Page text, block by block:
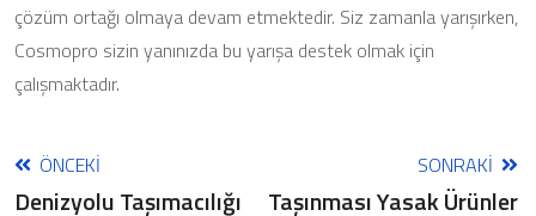
çözüm ortağı olmaya devam etmektedir. Siz zamanla yarışırken,
Cosmopro sizin yanınızda bu yarışa destek olmak için
çalışmaktadır.
ÖNCEKI
Denizyolu Taşımacılığı
SONRAKI
Taşınması Yasak Ürünler